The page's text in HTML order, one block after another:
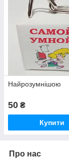
Найрозумнішою
50 ₴
Купити
Про нас